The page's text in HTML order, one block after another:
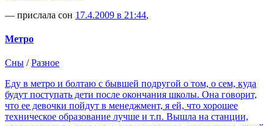
— прислала сон 17.4.2009 в 21:44,
Метро
Сны /Разное
Еду в метро и болтаю с бывшей подругой о том, о сем, куда
будут поступать дети после окончания школы. Она говорит,
что ее девочки пойдут в менеджмент, я ей, что хорошее
техническое образование лучше и т.п. Вышла на станции,